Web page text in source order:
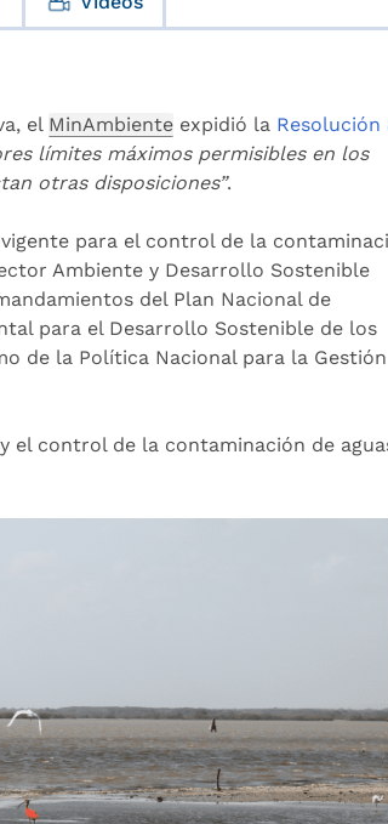
el MinAmbiente expidió la Resolución
límites máximos permisibles en los
otras disposiciones”.
para el control de la
Ambiente y Desarrollo Sostenible
del Plan Nacional de
para el Desarrollo Sostenible de los
de la Política Nacional para la Gestión
el control de la contaminación de